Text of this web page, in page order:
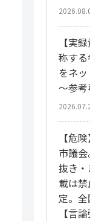
【実
称す
をネ
～参
【危
市議
抜き
載は
定。
【言